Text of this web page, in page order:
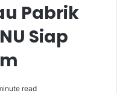
Pabrik
Siap
read